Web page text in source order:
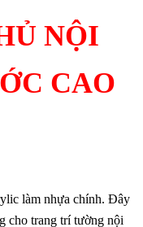
NỘI
CAO
làm nhựa chính. Đây
cho trang trí tường nội